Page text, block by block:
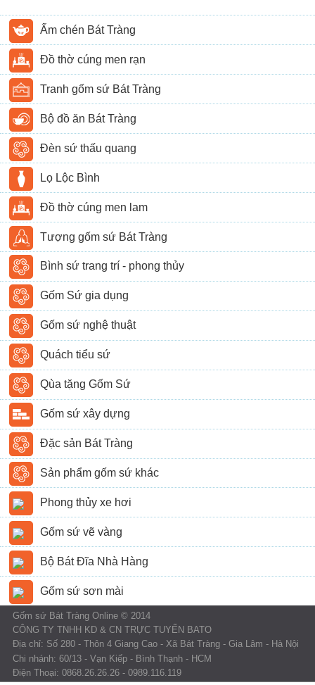
Ấm chén Bát Tràng
Đồ thờ cúng men rạn
Tranh gốm sứ Bát Tràng
Bộ đồ ăn Bát Tràng
Đèn sứ thấu quang
Lọ Lộc Bình
Đồ thờ cúng men lam
Tượng gốm sứ Bát Tràng
Bình sứ trang trí - phong thủy
Gốm Sứ gia dụng
Gốm sứ nghệ thuật
Quách tiểu sứ
Qùa tặng Gốm Sứ
Gốm sứ xây dựng
Đặc sản Bát Tràng
Sản phẩm gốm sứ khác
Phong thủy xe hơi
Gốm sứ vẽ vàng
Bộ Bát Đĩa Nhà Hàng
Gốm sứ sơn mài
Gốm sứ Bát Tràng Online © 2014
CÔNG TY TNHH KD & CN TRỰC TUYẾN BATO
Địa chỉ: Số 280 - Thôn 4 Giang Cao - Xã Bát Tràng - Gia Lâm - Hà Nội
Chi nhánh: 60/13 - Vạn Kiếp - Bình Thạnh - HCM
Điện Thoại: 0868.26.26.26 - 0989.116.119